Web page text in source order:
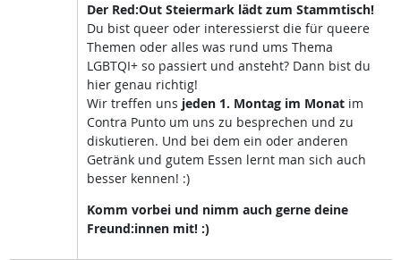
Der Red:Out Steiermark lädt zum Stammtisch!
Du bist queer oder interessierst die für queere
Themen oder alles was rund ums Thema
LGBTQI+ so passiert und ansteht? Dann bist du
hier genau richtig!
Wir treffen uns jeden 1. Montag im Monatim
Contra Punto um uns zu besprechen und zu
diskutieren. Und bei dem ein oder anderen
Getränk und gutem Essen lernt man sich auch
besser kennen! :)
Komm vorbei und nimm auch gerne deine
Freund:innen mit! :)